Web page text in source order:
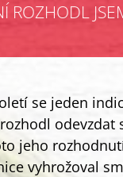
ROZHODL
se jeden
odevzdat
jeho
vyhrožoval